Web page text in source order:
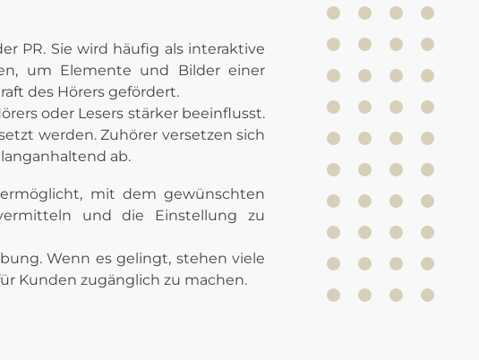
um Elemente und Bilder einer
des Hörers gefördert.
oder Lesers stärker beeinflusst.
werden. Zuhörer versetzen sich
ab.
mit dem gewünschten
und die Einstellung zu
Wenn es gelingt, stehen viele
Kunden zugänglich zu machen.